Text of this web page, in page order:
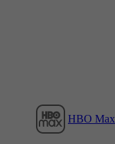
HBO Max